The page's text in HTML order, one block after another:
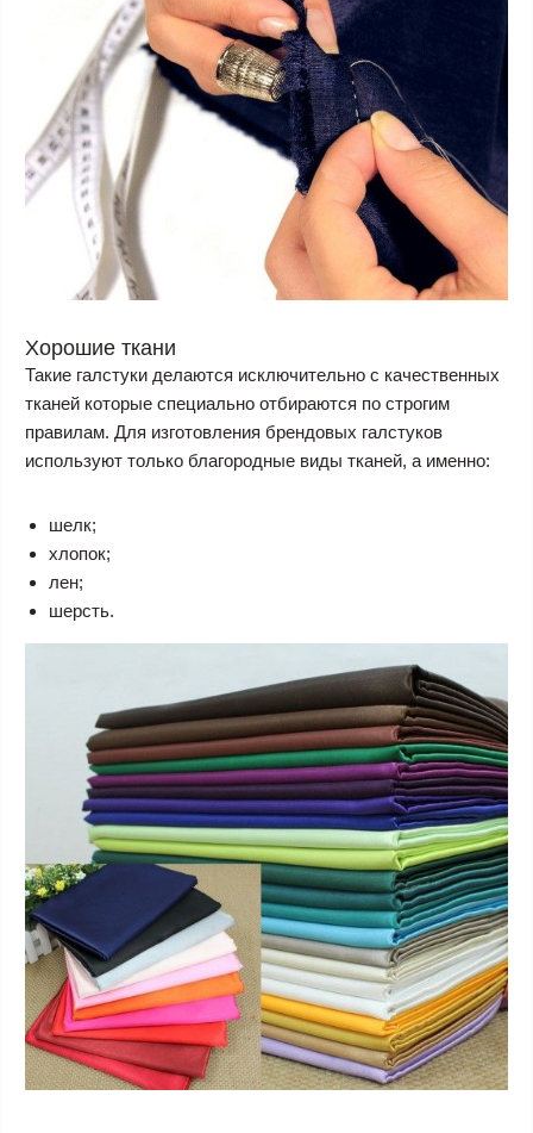
Хорошие ткани
Такие галстуки делаются исключительно с качественных
тканей которые специально отбираются по строгим
правилам. Для изготовления брендовых галстуков
используют только благородные виды тканей, а именно:
шелк;
хлопок;
лен;
шерсть.